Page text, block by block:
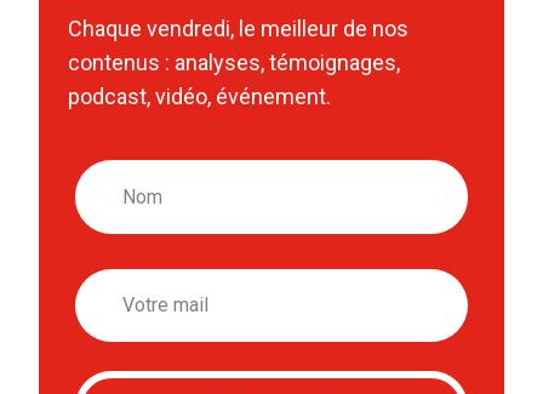
Chaque vendredi, le meilleur de nos
contenus : analyses, témoignages,
podcast, vidéo, événement.
Nom
Email